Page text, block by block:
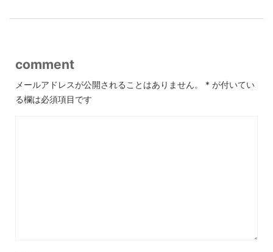
comment
メールアドレスが公開されることはありません。 * が付いてい
る欄は必須項目です